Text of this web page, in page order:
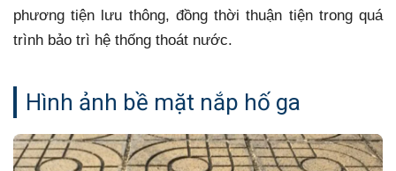
phương tiện lưu thông, đồng thời thuận tiện trong quá
trình bảo trì hệ thống thoát nước.
Hình ảnh bề mặt nắp hố ga